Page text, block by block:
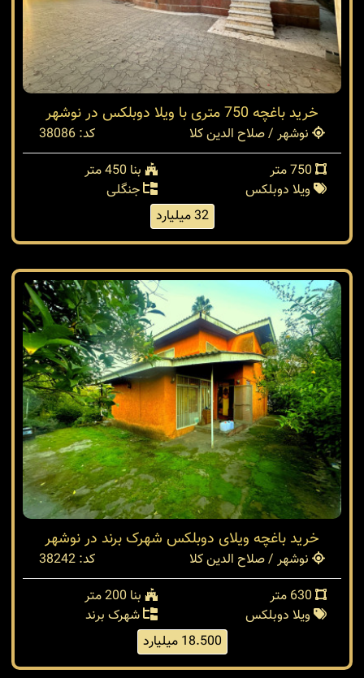
خرید باغچه 750 متری با ویلا دوبلکس در نوشهر
نوشهر / صلاح الدین کلا
کد: 38086
بنا 450 متر
ویلا دوبلکس
جنگلی
32 میلیارد
خرید باغچه ویلای دوبلکس شهرک برند در نوشهر
نوشهر / صلاح الدین کلا
کد: 38242
بنا 200 متر
ویلا دوبلکس
شهرک برند
18.500 میلیارد